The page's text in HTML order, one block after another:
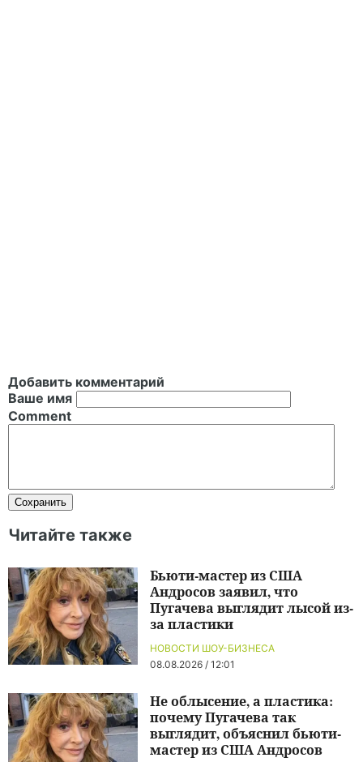
Добавить комментарий
Ваше имя
Comment
Читайте также
НОВОСТИ ШОУ-БИЗНЕСА
08.08.2026 / 12:01
Бьюти-мастер из США
Андросов заявил, что
Пугачева выглядит лысой из-
за пластики
Не облысение, а пластика:
почему Пугачева так
выглядит, объяснил бьюти-
мастер из США Андросов